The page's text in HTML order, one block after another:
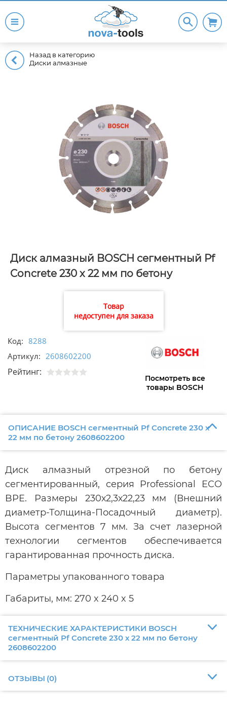
Назад в категорию
Диски алмазные
Диск алмазный BOSCH сегментный Pf
Concrete 230 х 22 мм по бетону
2608602200
Товар
недоступен для заказа
Код: 8288
Артикул: 2608602200
Рейтинг:
Посмотреть все
товары BOSCH
ОПИСАНИЕ BOSCH сегментный Pf Concrete 230 х
22 мм по бетону 2608602200
Диск алмазный отрезной по бетону
сегментированный, серия Professional ECO
BPE. Размеры 230х2,3х22,23 мм (Внешний
диаметр-Толщина-Посадочный диаметр).
Высота сегментов 7 мм. За счет лазерной
технологии сегментов обеспечивается
гарантированная прочность диска.
Параметры упакованного товара
Габариты, мм: 270 x 240 x 5
ТЕХНИЧЕСКИЕ ХАРАКТЕРИСТИКИ BOSCH
сегментный Pf Concrete 230 х 22 мм по бетону
2608602200
ОТЗЫВЫ (0)